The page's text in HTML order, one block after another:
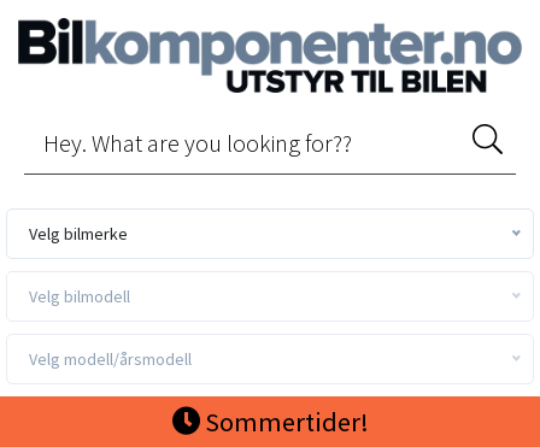
Velg bilmerke
Velg bilmodell
Velg modell/årsmodell
Sommertider!